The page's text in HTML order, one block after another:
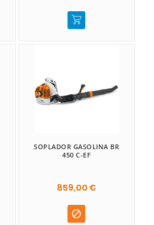
SOPLADOR GASOLINA BR
450 C-EF
859,00 €
